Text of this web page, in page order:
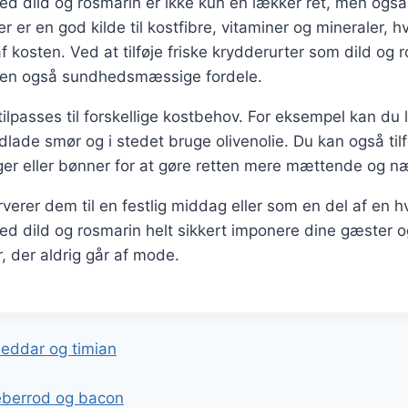
er en god kilde til kostfibre, vitaminer og mineraler,
kosten. Ved at tilføje friske krydderurter som dild og
også sundhedsmæssige fordele.
til forskellige kostbehov. For eksempel kan du
smør og i stedet bruge olivenolie. Du kan også
eller bønner for at gøre retten mere mættende og
dem til en festlig middag eller som en del af en
dild og rosmarin helt sikkert imponere dine gæster
der aldrig går af mode.
og timian
og bacon